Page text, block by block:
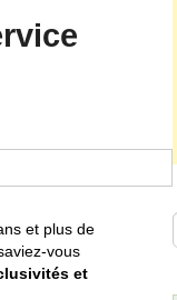
et plus de
vous
et